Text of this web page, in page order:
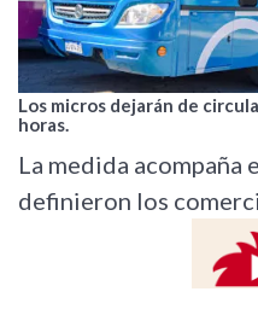
Los micros dejarán de
horas.
La medida
definieron los